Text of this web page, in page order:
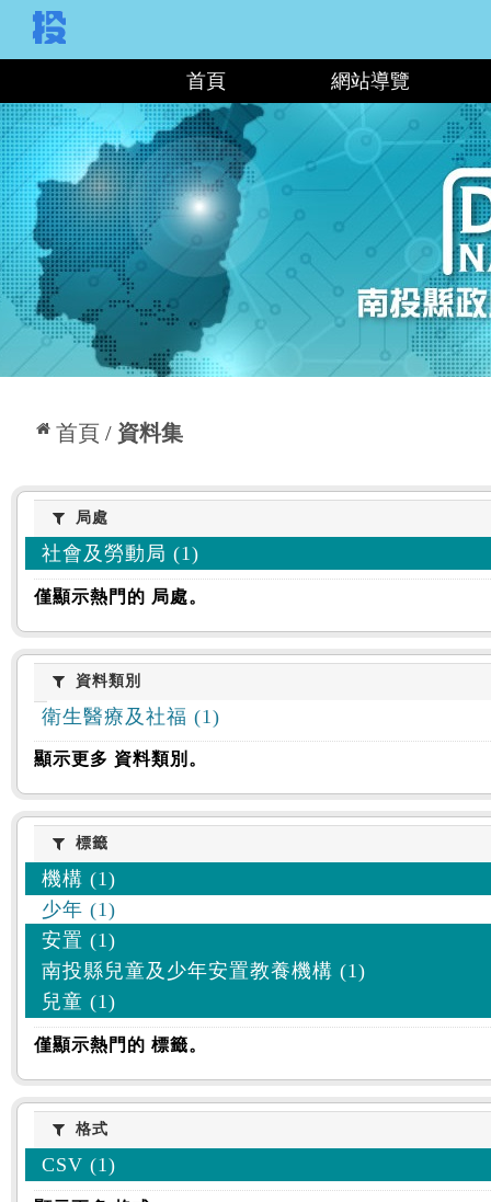
首頁 網站導覽
首頁 資料集
:::
局處局處
社會及勞動局 (1)
僅顯示熱門的 局處。
資料類別
資料類別
衛生醫療及社福 (1)
顯示更多 資料類別。
標籤標籤
機構 (1)
少年 (1)
安置 (1)
南投縣兒童及少年安置教養機構 (1)
兒童 (1)
僅顯示熱門的 標籤。
格式格式
CSV (1)